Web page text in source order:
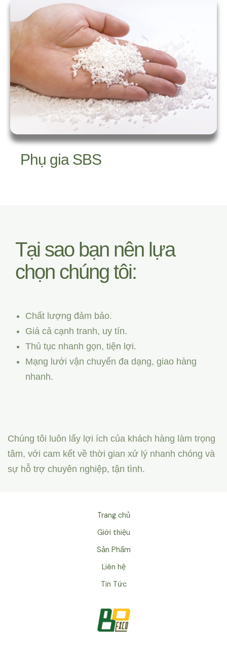
Phụ gia SBS
Tại sao bạn nên lựa
chọn chúng tôi:
Chất lượng đảm bảo.
Giá cả cạnh tranh, uy tín.
Thủ tục nhanh gọn, tiện lợi.
Mạng lưới vận chuyển đa dạng, giao hàng
nhanh.
Chúng tôi luôn lấy lợi ích của khách hàng làm trọng
tâm, với cam kết về thời gian xử lý nhanh chóng và
sự hỗ trợ chuyên nghiệp, tận tình.
Trang chủ
Giới thiệu
Sản Phẩm
Liên hệ
Tin Tức